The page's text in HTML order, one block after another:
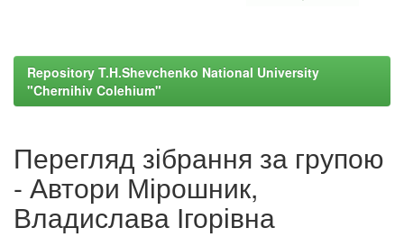
Repository T.H.Shevchenko National University
"Chernihiv Colehium"
Перегляд зібрання за групою
- Автори Мірошник,
Владислава Ігорівна